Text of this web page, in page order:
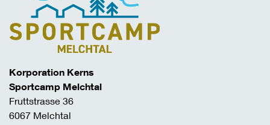
Korporation Kerns
Sportcamp Melchtal
Fruttstrasse 36
6067 Melchtal